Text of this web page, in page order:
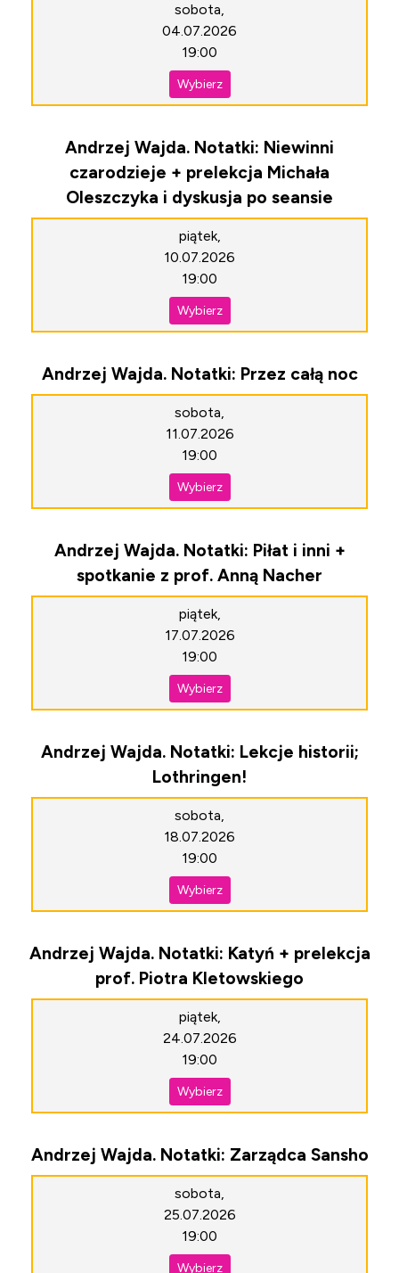
sobota,
04.07.2026
19:00
Wybierz
Andrzej Wajda. Notatki: Niewinni
czarodzieje + prelekcja Michała
Oleszczyka i dyskusja po seansie
piątek,
10.07.2026
19:00
Wybierz
Andrzej Wajda. Notatki: Przez całą noc
sobota,
11.07.2026
19:00
Wybierz
Andrzej Wajda. Notatki: Piłat i inni +
spotkanie z prof. Anną Nacher
piątek,
17.07.2026
19:00
Wybierz
Andrzej Wajda. Notatki: Lekcje historii;
Lothringen!
sobota,
18.07.2026
19:00
Wybierz
Andrzej Wajda. Notatki: Katyń + prelekcja
prof. Piotra Kletowskiego
piątek,
24.07.2026
19:00
Wybierz
Andrzej Wajda. Notatki: Zarządca Sansho
sobota,
25.07.2026
19:00
Wybierz